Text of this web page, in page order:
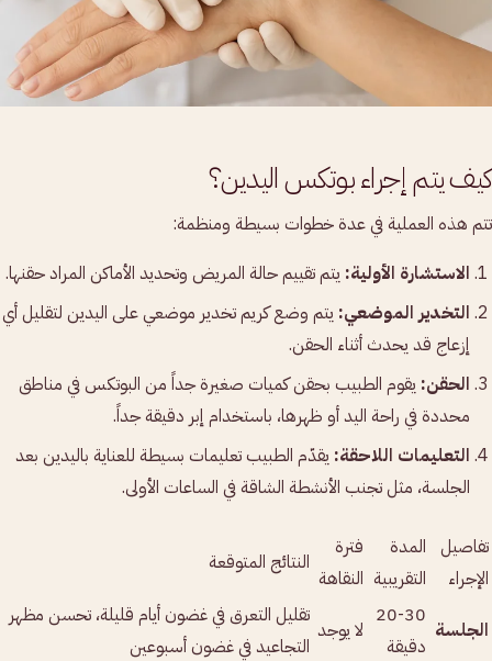
كيف يتم إجراء بوتكس اليدين؟
تتم هذه العملية في عدة خطوات بسيطة ومنظمة:
الاستشارة الأولية: يتم تقييم حالة المريض وتحديد الأماكن المراد حقنها.
التخدير الموضعي: يتم وضع كريم تخدير موضعي على اليدين لتقليل أي
إزعاج قد يحدث أثناء الحقن.
الحقن: يقوم الطبيب بحقن كميات صغيرة جداً من البوتكس في مناطق
محددة في راحة اليد أو ظهرها، باستخدام إبر دقيقة جداً.
التعليمات اللاحقة: يقدّم الطبيب تعليمات بسيطة للعناية باليدين بعد
الجلسة، مثل تجنب الأنشطة الشاقة في الساعات الأولى.
تفاصيل
الإجراء
المدة
التقريبية
فترة
النقاهة
النتائج المتوقعة
الجلسة
20-30
دقيقة
لا يوجد
تقليل التعرق في غضون أيام قليلة، تحسن مظهر
التجاعيد في غضون أسبوعين